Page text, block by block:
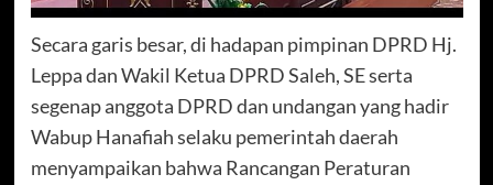
Secara garis besar, di hadapan pimpinan DPRD Hj.
Leppa dan Wakil Ketua DPRD Saleh, SE serta
segenap anggota DPRD dan undangan yang hadir
Wabup Hanafiah selaku pemerintah daerah
menyampaikan bahwa Rancangan Peraturan